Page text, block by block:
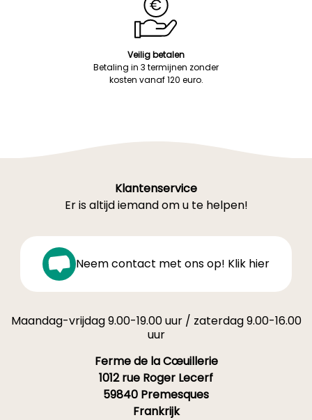
Veilig betalen
Betaling in 3 termijnen zonder
kosten vanaf 120 euro.
Klantenservice
Er is altijd iemand om u te helpen!
Neem contact met ons op! Klik hier
Maandag-vrijdag 9.00-19.00 uur / zaterdag 9.00-16.00
uur
Ferme de la Cœuillerie
1012 rue Roger Lecerf
59840 Premesques
Frankrijk